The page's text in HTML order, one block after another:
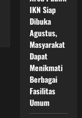
IKN Siap
Dibuka
Agustus,
Masyarakat
Dapat
Menikmati
Berbagai
Fasilitas
Umum